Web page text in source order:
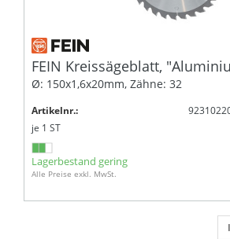
FEIN Kreissägeblatt,
Ø: 150x1,6x20mm, Zähne: 32
Artikelnr.:
je 1 ST
Lagerbestand gering
Alle Preise exkl. MwSt.
l